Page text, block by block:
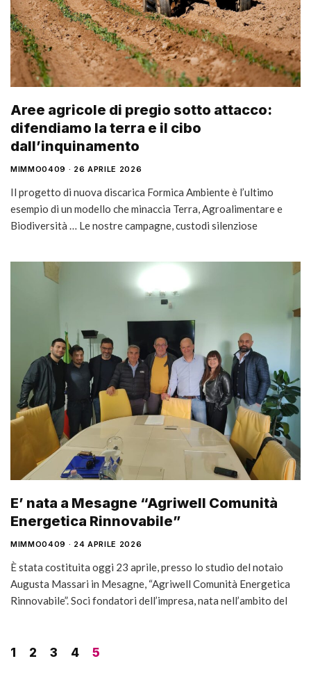
Aree agricole di pregio sotto attacco:
difendiamo la terra e il cibo
dall’inquinamento
MIMMO0409 26 APRILE 2026
Il progetto di nuova discarica Formica Ambiente è l’ultimo
esempio di un modello che minaccia Terra, Agroalimentare e
Biodiversità … Le nostre campagne, custodi silenziose
E’ nata a Mesagne “Agriwell Comunità
Energetica Rinnovabile”
MIMMO0409 24 APRILE 2026
È stata costituita oggi 23 aprile, presso lo studio del notaio
Augusta Massari in Mesagne, “Agriwell Comunità Energetica
Rinnovabile”. Soci fondatori dell’impresa, nata nell’ambito del
1 2 3 4 5